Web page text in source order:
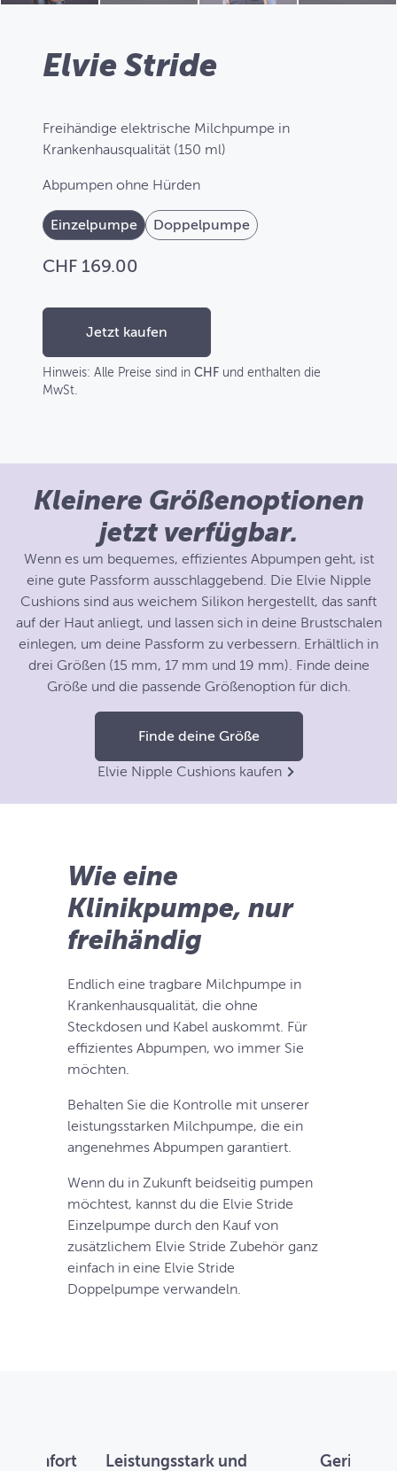
Elvie Stride
Freihändige elektrische Milchpumpe in
Krankenhausqualität (150 ml)
Abpumpen ohne Hürden
Einzelpumpe Doppelpumpe
CHF 169.00
Jetzt kaufen
Hinweis: Alle Preise sind in CHF und enthalten die
MwSt.
Kleinere Größenoptionen
jetzt verfügbar.
Wenn es um bequemes, effizientes Abpumpen geht, ist
eine gute Passform ausschlaggebend. Die Elvie Nipple
Cushions sind aus weichem Silikon hergestellt, das sanft
auf der Haut anliegt, und lassen sich in deine Brustschalen
einlegen, um deine Passform zu verbessern. Erhältlich in
drei Größen (15 mm, 17 mm und 19 mm). Finde deine
Größe und die passende Größenoption für dich.
Finde deine Größe
Elvie Nipple Cushions kaufen
Wie eine
Klinikpumpe, nur
freihändig
Endlich eine tragbare Milchpumpe in
Krankenhausqualität, die ohne
Steckdosen und Kabel auskommt. Für
effizientes Abpumpen, wo immer Sie
möchten.
Behalten Sie die Kontrolle mit unserer
leistungsstarken Milchpumpe, die ein
angenehmes Abpumpen garantiert.
Wenn du in Zukunft beidseitig pumpen
möchtest, kannst du die Elvie Stride
Einzelpumpe durch den Kauf von
zusätzlichem Elvie Stride Zubehör ganz
einfach in eine Elvie Stride
Doppelpumpe verwandeln.
Komfort
Leistungsstark und
Geringes